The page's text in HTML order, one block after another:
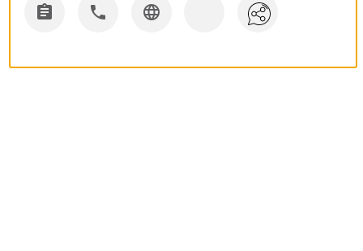
  